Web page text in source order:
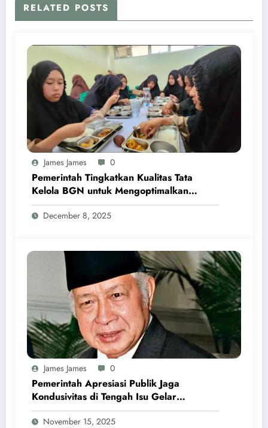
RELATED POSTS
James James 0
Pemerintah Tingkatkan Kualitas Tata
Kelola BGN untuk Mengoptimalkan
Program MBG
December 8, 2025
James James 0
Pemerintah Apresiasi Publik Jaga
Kondusivitas di Tengah Isu Gelar
Pahlawan Soeharto
November 15, 2025